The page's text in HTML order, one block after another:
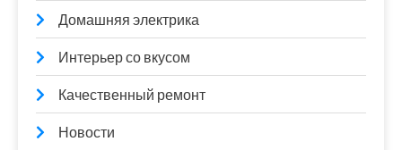
Домашняя электрика
Интерьер со вкусом
Качественный ремонт
Новости